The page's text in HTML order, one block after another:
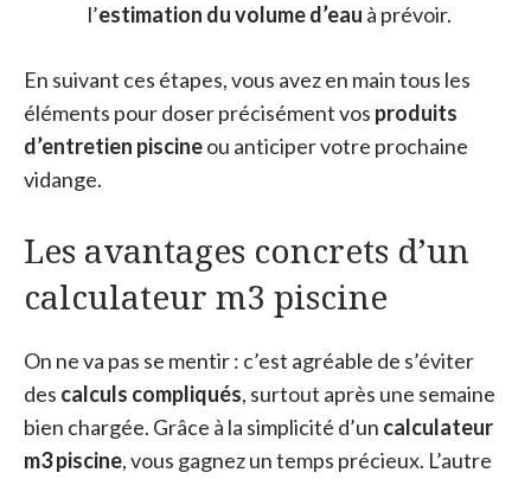
l’estimation du volume d’eau à prévoir.
En suivant ces étapes, vous avez en main tous les
éléments pour doser précisément vos produits
d’entretien piscineou anticiper votre prochaine
vidange.
Les avantages concrets d’un
calculateur m3 piscine
On ne va pas se mentir : c’est agréable de s’éviter
des calculs compliqués, surtout après une semaine
bien chargée. Grâce à la simplicité d’un calculateur
m3 piscine, vous gagnez un temps précieux. L’autre